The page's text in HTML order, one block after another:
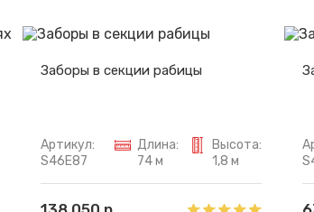
Заборы в секции рабицы
Артикул:
S46E87
Длина:
74 м
Высота:
1,8 м